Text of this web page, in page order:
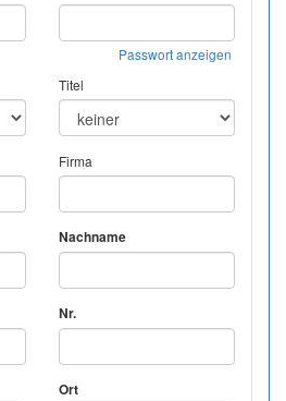
Passwort anzeigen
Titel
Firma
Nachname
Nr.
Ort